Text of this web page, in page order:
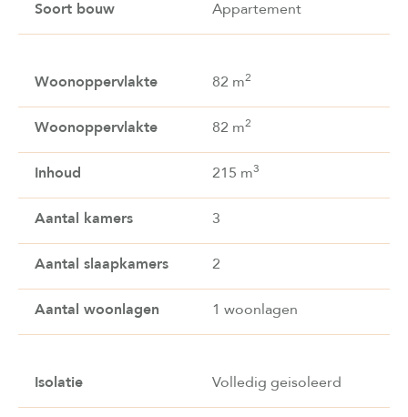
Soort bouw Appartement
Woonoppervlakte 82 m2
Woonoppervlakte 82 m2
Inhoud 215 m3
Aantal kamers 3
Aantal slaapkamers 2
Aantal woonlagen 1 woonlagen
Isolatie Volledig geisoleerd